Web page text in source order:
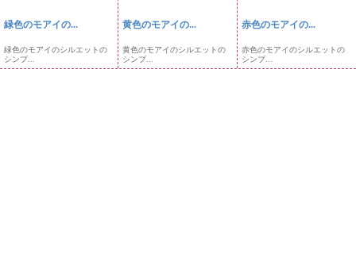
緑色のモアイの...
緑色のモアイのシルエットの
シンプ...
黄色のモアイの...
黄色のモアイのシルエットの
シンプ...
赤色のモアイの...
赤色のモアイのシルエットの
シンプ...